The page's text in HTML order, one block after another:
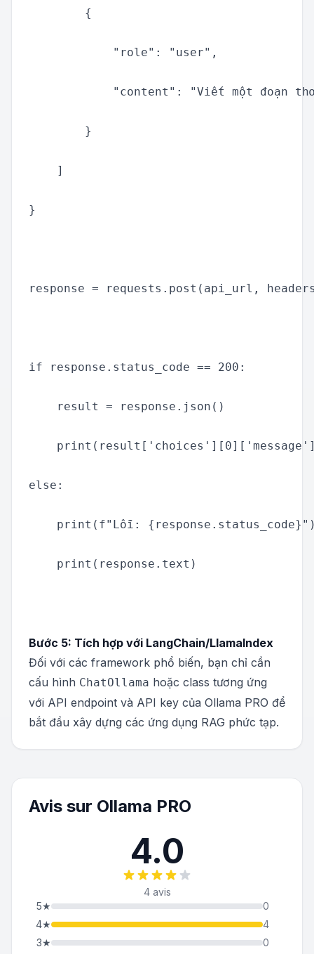
        {
            "role": "user",
"content": "Viết một đoạn
        }
    ]
}
response = requests.post(api_url,
if response.status_code == 200:
    result = response.json()
else:
print(f"Lỗi:
    print(response.text)
Bước 5: Tích hợp với LangChain/LlamaIndex
Đối với các framework phổ biến, bạn chỉ cần
cấu hình ChatOllama hoặc class tương ứng
với API endpoint và API key của Ollama PRO để
bắt đầu xây dựng các ứng dụng RAG phức tạp.
Avis sur Ollama PRO
4.0
4 avis
5★
0
4★
4
3★
0